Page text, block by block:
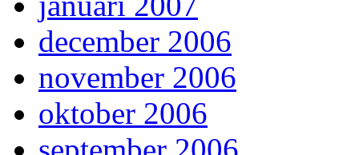
december 2006
november 2006
oktober 2006